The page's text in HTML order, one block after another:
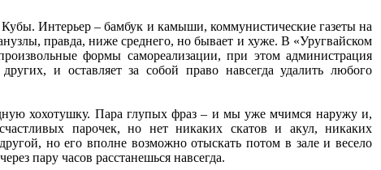
Интерьер – бамбук и камыши, коммунистические газеты на
правда, ниже среднего, но бывает и хуже. В «Уругвайском
формы самореализации, при этом администрация
и оставляет за собой право навсегда удалить любого
хохотушку. Пара глупых фраз – и мы уже мчимся наружу и,
парочек, но нет никаких скатов и акул, никаких
но его вполне возможно отыскать потом в зале и весело
пару часов расстанешься навсегда.